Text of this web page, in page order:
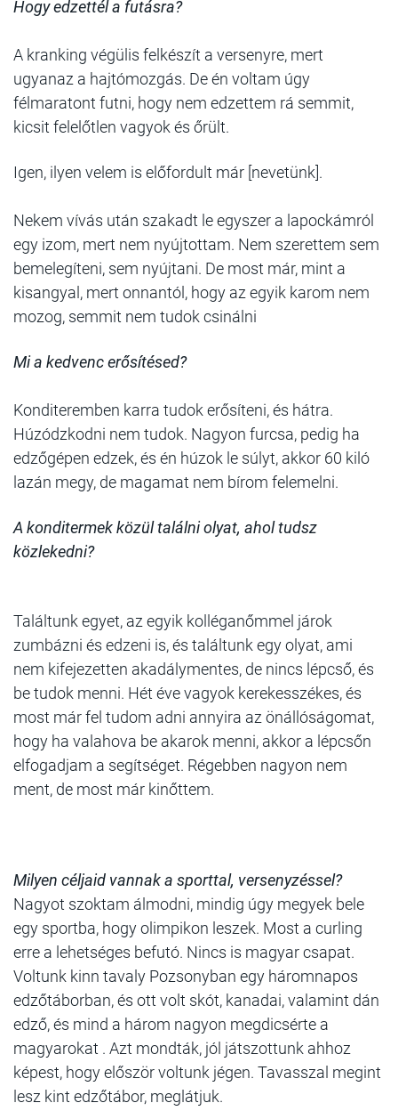
Hogy edzettél a futásra?
A kranking végülis felkészít a versenyre, mert
ugyanaz a hajtómozgás. De én voltam úgy
félmaratont futni, hogy nem edzettem rá semmit,
kicsit felelőtlen vagyok és őrült.
Igen, ilyen velem is előfordult már [nevetünk].
Nekem vívás után szakadt le egyszer a lapockámról
egy izom, mert nem nyújtottam. Nem szerettem sem
bemelegíteni, sem nyújtani. De most már, mint a
kisangyal, mert onnantól, hogy az egyik karom nem
mozog, semmit nem tudok csinálni
Mi a kedvenc erősítésed?
Konditeremben karra tudok erősíteni, és hátra.
Húzódzkodni nem tudok. Nagyon furcsa, pedig ha
edzőgépen edzek, és én húzok le súlyt, akkor 60 kiló
lazán megy, de magamat nem bírom felemelni.
A konditermek közül találni olyat, ahol tudsz
közlekedni?
Találtunk egyet, az egyik kolléganőmmel járok
zumbázni és edzeni is, és találtunk egy olyat, ami
nem kifejezetten akadálymentes, de nincs lépcső, és
be tudok menni. Hét éve vagyok kerekesszékes, és
most már fel tudom adni annyira az önállóságomat,
hogy ha valahova be akarok menni, akkor a lépcsőn
elfogadjam a segítséget. Régebben nagyon nem
ment, de most már kinőttem.
Milyen céljaid vannak a sporttal, versenyzéssel?
Nagyot szoktam álmodni, mindig úgy megyek bele
egy sportba, hogy olimpikon leszek. Most a curling
erre a lehetséges befutó. Nincs is magyar csapat.
Voltunk kinn tavaly Pozsonyban egy háromnapos
edzőtáborban, és ott volt skót, kanadai, valamint dán
edző, és mind a három nagyon megdicsérte a
magyarokat . Azt mondták, jól játszottunk ahhoz
képest, hogy először voltunk jégen. Tavasszal megint
lesz kint edzőtábor, meglátjuk.